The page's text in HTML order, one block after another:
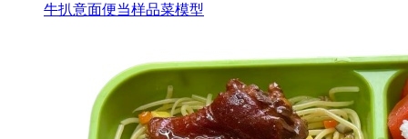
牛扒意面便当样品菜模型